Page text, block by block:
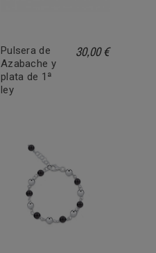
Pulsera de
Azabache y
plata de 1ª
ley
30,00 €